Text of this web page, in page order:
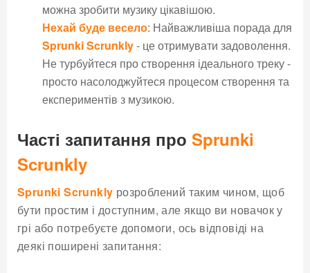
можна зробити музику цікавішою.
Нехай буде весело: Найважливіша порада для
Sprunki Scrunkly- це отримувати задоволення.
Не турбуйтеся про створення ідеального треку -
просто насолоджуйтеся процесом створення та
експериментів з музикою.
Часті запитання про Sprunki
Scrunkly
Sprunki Scrunkly розроблений таким чином, щоб
бути простим і доступним, але якщо ви новачок у
грі або потребуєте допомоги, ось відповіді на
деякі поширені запитання: